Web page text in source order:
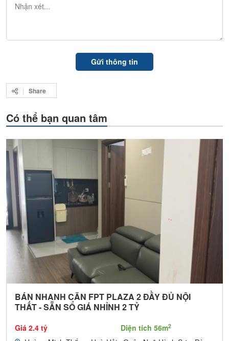
Share
Có thể bạn quan tâm
BÁN NHANH CĂN FPT PLAZA 2 ĐẦY ĐỦ NỘI
THẤT - SẴN SỔ GIÁ NHỈNH 2 TỶ
Giá 2.4 tỷ Diện tích 56m2